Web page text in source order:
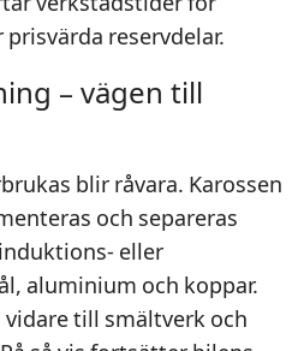
reservdelar.
– vägen till
blir råvara. Karossen
och separeras
eller
aluminium och koppar.
till smältverk och